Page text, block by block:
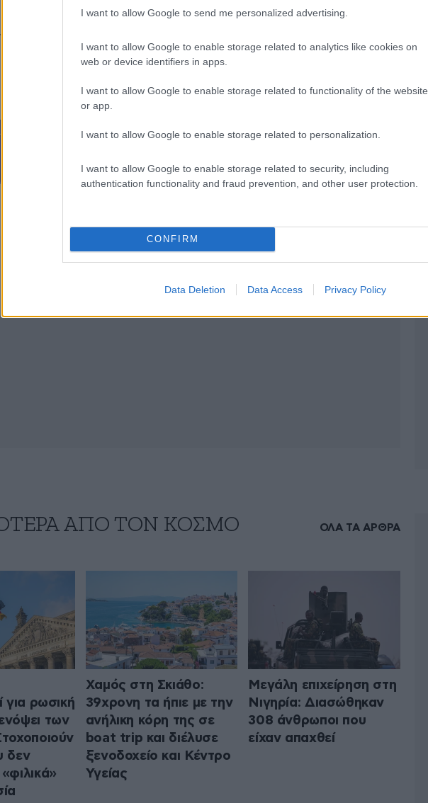
I want to allow Google to send me personalized advertising.
I want to allow Google to enable storage related to analytics like cookies on
web or device identifiers in apps.
I want to allow Google to enable storage related to functionality of the website
or app.
I want to allow Google to enable storage related to personalization.
I want to allow Google to enable storage related to security, including
authentication functionality and fraud prevention, and other user protection.
CONFIRM
Data Deletion Data Access Privacy Policy
προετοιμασμένη και χρηματοδοτούμενη ευρωπαϊκή άμυνα θα
για να κάνει το ΝΑΤΟ ισχυρότερο».
ΑΠΟ ΤΟΝ ΚΟΣΜΟ ΟΛΑ ΤΑ ΑΡΘΡΑ
για ρωσική
των
δεν
Χαμός στη Σκιάθο:
39χρονη τα ήπιε με την
ανήλικη κόρη της σε
boat trip και διέλυσε
ξενοδοχείο και Κέντρο
Υγείας
Μεγάλη επιχείρηση στη
Νιγηρία: Διασώθηκαν
308 άνθρωποι που
είχαν απαχθεί